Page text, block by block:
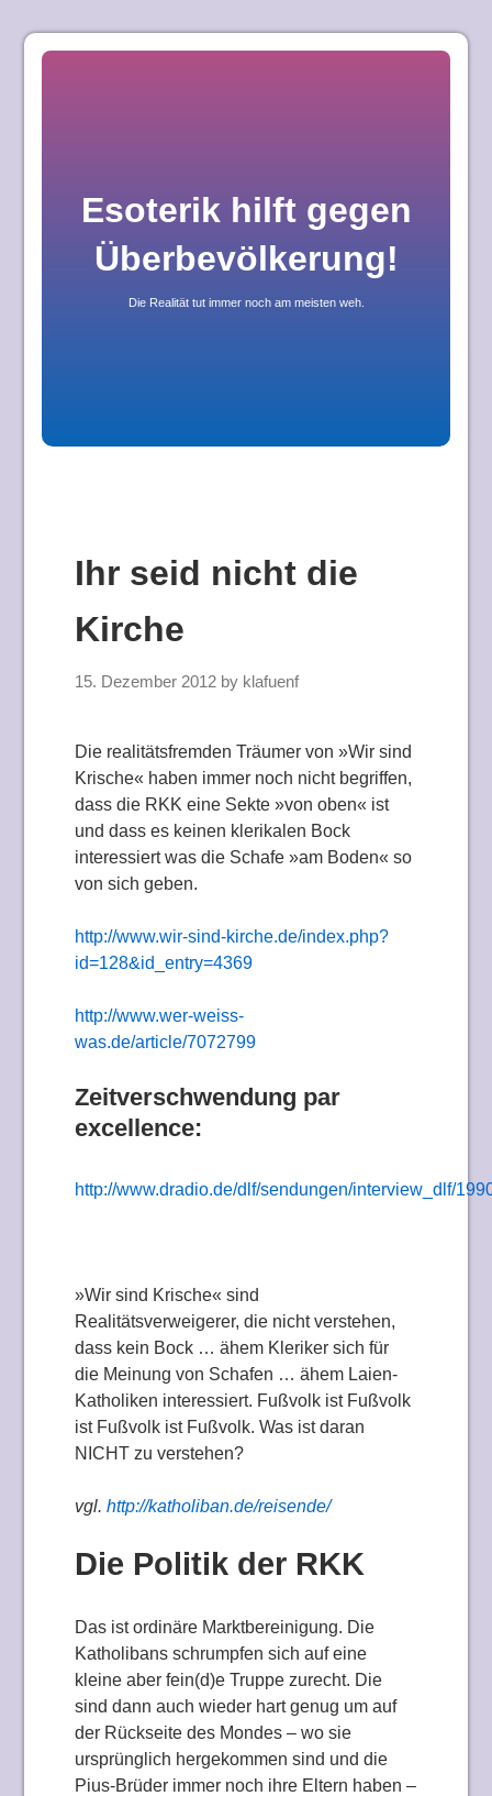
Skip
Esoterik hilft gegen
Überbevölkerung!
Die Realität tut immer noch am meisten weh.
Ihr seid nicht die
Kirche
15. Dezember 2012 by klafuenf
Die realitätsfremden Träumer von »Wir sind
Krische« haben immer noch nicht begriffen,
dass die RKK eine Sekte »von oben« ist
und dass es keinen klerikalen Bock
interessiert was die Schafe »am Boden« so
von sich geben.
http://www.wir-sind-kirche.de/index.php?
id=128&id_entry=4369
http://www.wer-weiss-
was.de/article/7072799
Zeitverschwendung par
excellence:
http://www.dradio.de/dlf/sendungen/interview_dlf/
»Wir sind Krische« sind
Realitätsverweigerer, die nicht verstehen,
dass kein Bock … ähem Kleriker sich für
die Meinung von Schafen … ähem Laien-
Katholiken interessiert. Fußvolk ist Fußvolk
ist Fußvolk ist Fußvolk. Was ist daran
NICHT zu verstehen?
vgl.http://katholiban.de/reisende/
Die Politik der RKK
Das ist ordinäre Marktbereinigung. Die
Katholibans schrumpfen sich auf eine
kleine aber fein(d)e Truppe zurecht. Die
sind dann auch wieder hart genug um auf
der Rückseite des Mondes – wo sie
ursprünglich hergekommen sind und die
Pius-Brüder immer noch ihre Eltern haben –